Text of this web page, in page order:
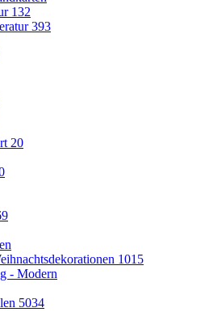
132
393
20
1015
- Modern
5034